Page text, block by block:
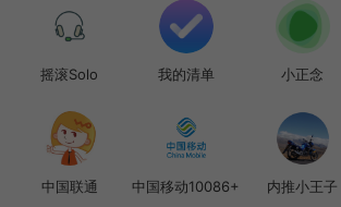
摇滚Solo 我的清单 小正念
中国联通 中国移动10086+ 内推小王子